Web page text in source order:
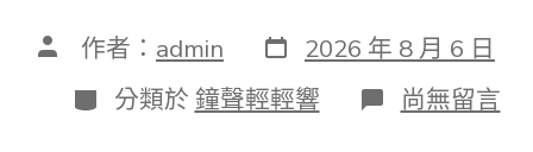
文 作者： admin 發
表
日
期
2026 年 8 月 6 日
分
類
分類於 鐘聲輕輕響 在
〈特
尚無留言